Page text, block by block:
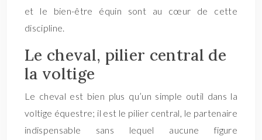
et le bien-être équin sont au cœur de cette
discipline.
Le cheval, pilier central de
la voltige
Le cheval est bien plus qu’un simple outil dans la
voltige équestre; il est le pilier central, le partenaire
indispensable sans lequel aucune figure